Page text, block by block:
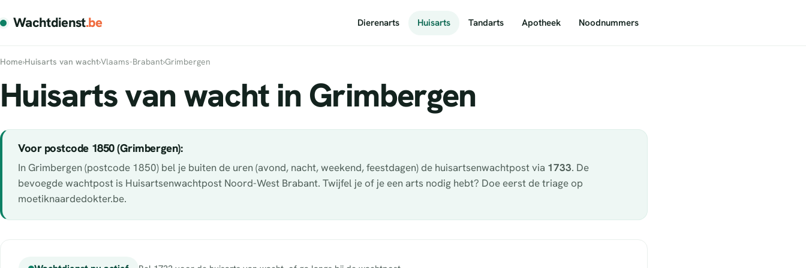
Wachtdienst.be Dierenarts Huisarts Tandarts Apotheek Noodnummers
Home›Huisarts van wacht›Vlaams-Brabant›Grimbergen
Huisarts van wacht in Grimbergen
Voor postcode 1850 (Grimbergen):
In Grimbergen (postcode 1850) bel je buiten de uren (avond, nacht, weekend, feestdagen) de huisartsenwachtpost via 1733. De
bevoegde wachtpost is Huisartsenwachtpost Noord-West Brabant. Twijfel je of je een arts nodig hebt? Doe eerst de triage op
moetiknaardedokter.be.